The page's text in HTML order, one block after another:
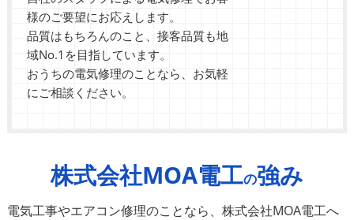
様のご要望にお応えします。
品質はもちろんのこと、接客品質も地
域No.1を目指しています。
おうちの電気修理のことなら、お気軽
にご相談ください。
株式会社MOA電工の強み
電気工事やエアコン修理のことなら、株式会社MOA電工へ